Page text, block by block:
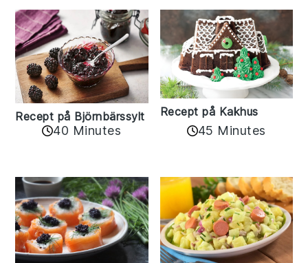
Recept på Björnbärssylt
40 Minutes
Recept på Kakhus
45 Minutes